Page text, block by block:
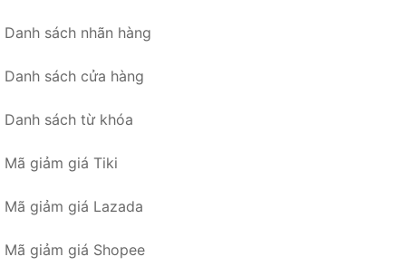
Danh sách nhãn hàng
Danh sách cửa hàng
Danh sách từ khóa
Mã giảm giá Tiki
Mã giảm giá Lazada
Mã giảm giá Shopee